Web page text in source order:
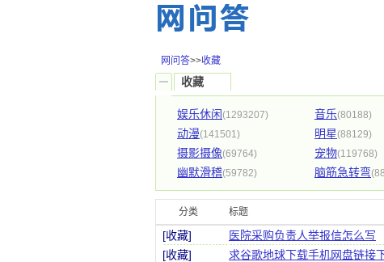
网问答>>收藏
收藏
娱乐休闲(1293207) 音乐(80188)
动漫(141501) 明星(88129)
摄影摄像(69764) 宠物(119768)
幽默滑稽(59782) 脑筋急转弯
分类 标题
[收藏] 医院采购负责人举报信怎么写
[收藏] 求谷歌地球下载手机网盘链接